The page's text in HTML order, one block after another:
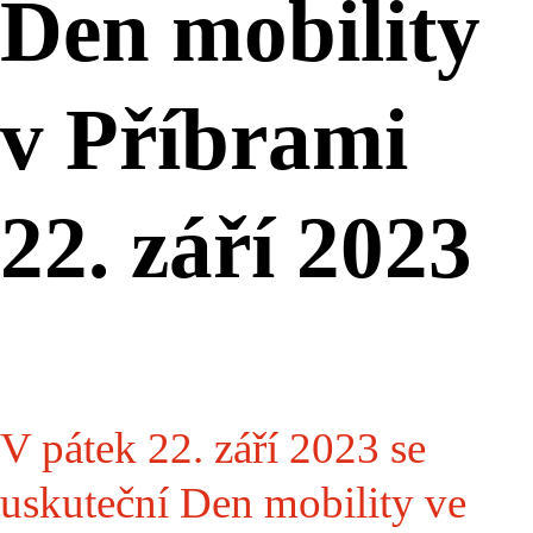
Den mobility
v Příbrami
22. září 2023
V pátek 22. září 2023 se
uskuteční Den mobility ve